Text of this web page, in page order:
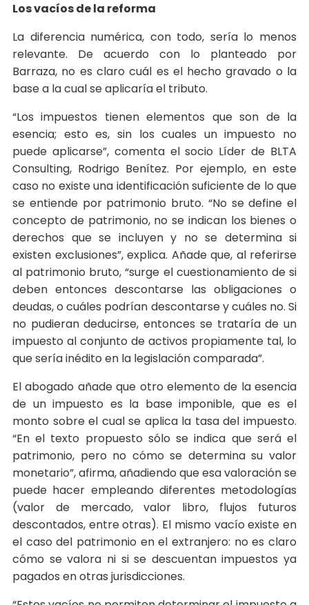
Los vacíos de la reforma
La diferencia numérica, con todo, sería lo menos
relevante. De acuerdo con lo planteado por
Barraza, no es claro cuál es el hecho gravado o la
base a la cual se aplicaría el tributo.
“Los impuestos tienen elementos que son de la
esencia; esto es, sin los cuales un impuesto no
puede aplicarse”, comenta el socio Líder de BLTA
Consulting, Rodrigo Benítez. Por ejemplo, en este
caso no existe una identificación suficiente de lo que
se entiende por patrimonio bruto. “No se define el
concepto de patrimonio, no se indican los bienes o
derechos que se incluyen y no se determina si
existen exclusiones”, explica. Añade que, al referirse
al patrimonio bruto, “surge el cuestionamiento de si
deben entonces descontarse las obligaciones o
deudas, o cuáles podrían descontarse y cuáles no. Si
no pudieran deducirse, entonces se trataría de un
impuesto al conjunto de activos propiamente tal, lo
que sería inédito en la legislación comparada”.
El abogado añade que otro elemento de la esencia
de un impuesto es la base imponible, que es el
monto sobre el cual se aplica la tasa del impuesto.
“En el texto propuesto sólo se indica que será el
patrimonio, pero no cómo se determina su valor
monetario”, afirma, añadiendo que esa valoración se
puede hacer empleando diferentes metodologías
(valor de mercado, valor libro, flujos futuros
descontados, entre otras). El mismo vacío existe en
el caso del patrimonio en el extranjero: no es claro
cómo se valora ni si se descuentan impuestos ya
pagados en otras jurisdicciones.